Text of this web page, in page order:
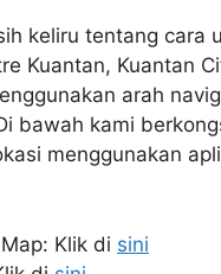
keliru tentang cara
Kuantan, Kuantan
arah
bawah kami
menggunakan
Klik di sini